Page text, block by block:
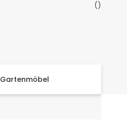
Gartenmöbel